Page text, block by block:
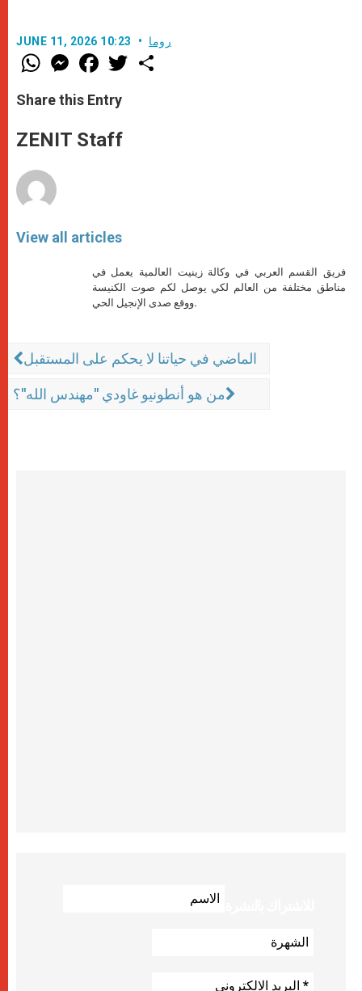
JUNE 11, 2026 10:23 روما
W
h
t
s
p
p
M
e
s
e
g
e
F
a
e
b
o
k
w
Share this Entry
ZENIT Staff
View all articles
فريق القسم العربي في وكالة زينيت العالمية يعمل في
مناطق مختلفة من العالم لكي يوصل لكم صوت الكنيسة
ووقع صدى الإنجيل الحي.
الماضي في حياتنا لا يحكم على المستقبل
من هو أنطونيو غاودي "مهندس الله"؟